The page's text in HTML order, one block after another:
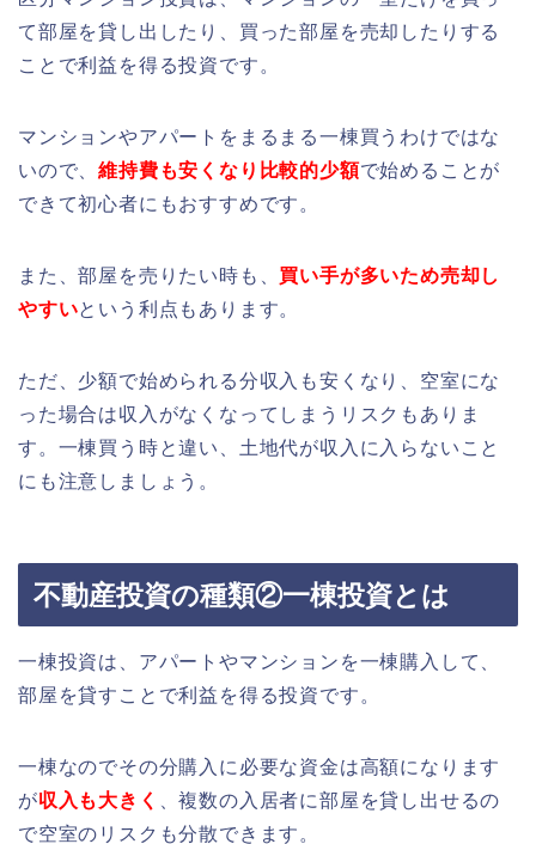
て部屋を貸し出したり、買った部屋を売却したりする
ことで利益を得る投資です。
マンションやアパートをまるまる一棟買うわけではな
いので、維持費も安くなり比較的少額で始めることが
できて初心者にもおすすめです。
また、部屋を売りたい時も、 買い手が多いため売却し
やすいという利点もあります。
ただ、少額で始められる分収入も安くなり、空室にな
った場合は収入がなくなってしまうリスクもありま
す。一棟買う時と違い、土地代が収入に入らないこと
にも注意しましょう。
不動産投資の種類②一棟投資とは
一棟投資は、アパートやマンションを一棟購入して、
部屋を貸すことで利益を得る投資です。
一棟なのでその分購入に必要な資金は高額になります
が収入も大きく
、複数の入居者に部屋を貸し出せるの
で空室のリスクも分散できます。